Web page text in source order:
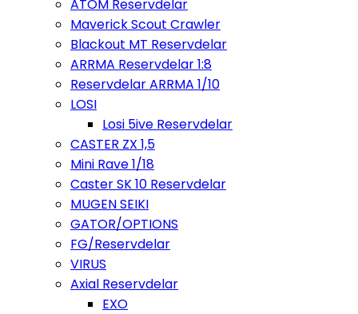
ATOM Reservdelar
Maverick Scout Crawler
Blackout MT Reservdelar
ARRMA Reservdelar 1:8
Reservdelar ARRMA 1/10
LOSI
Losi 5ive Reservdelar
CASTER ZX 1,5
Mini Rave 1/18
Caster SK 10 Reservdelar
MUGEN SEIKI
GATOR/OPTIONS
FG/Reservdelar
VIRUS
Axial Reservdelar
EXO